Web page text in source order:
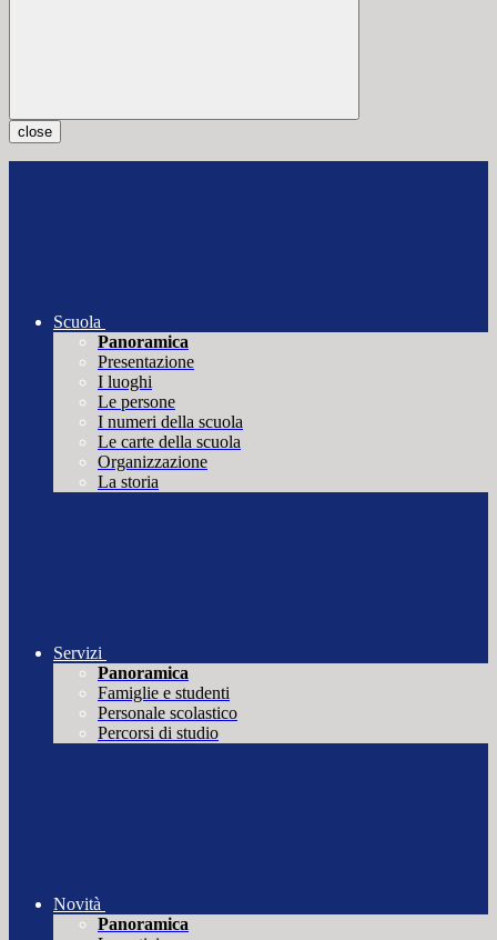
close
Scuola
Panoramica
Presentazione
I luoghi
Le persone
I numeri della scuola
Le carte della scuola
Organizzazione
La storia
Servizi
Panoramica
Famiglie e studenti
Personale scolastico
Percorsi di studio
Novità
Panoramica